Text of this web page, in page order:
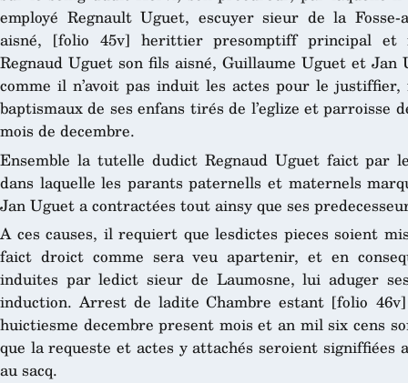
employé Regnault Uguet, escuyer sieur de la
aisné, [folio 45v] herittier presomptiff principal et
Regnaud Uguet son fils aisné, Guillaume Uguet et Jan
comme il n’avoit pas induit les actes pour le
baptismaux de ses enfans tirés de l’eglize et parroisse
mois de decembre.
Ensemble la tutelle dudict Regnaud Uguet faict par
dans laquelle les parants paternells et maternels
Jan Uguet a contractées tout ainsy que ses
A ces causes, il requiert que lesdictes pieces soient
faict droict comme sera veu apartenir, et en
induites par ledict sieur de Laumosne, lui aduger
induction. Arrest de ladite Chambre estant [folio
huictiesme decembre present mois et an mil six cens
que la requeste et actes y attachés seroient
au sacq.